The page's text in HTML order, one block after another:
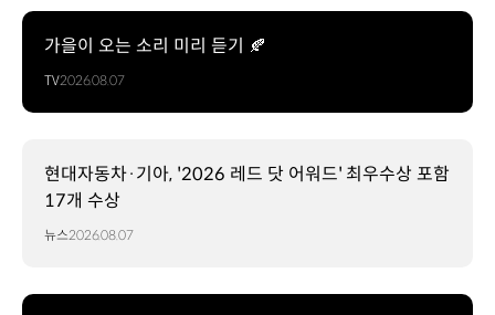
가을이 오는 소리 미리 듣기 🍂
TV2026.08.07
현대자동차·기아, '2026 레드 닷 어워드' 최우수상 포함
17개 수상
뉴스2026.08.07